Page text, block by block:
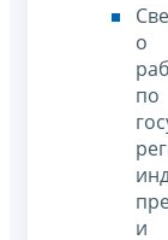
о
по
и